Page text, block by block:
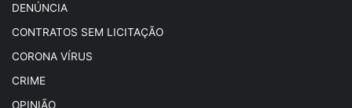
DENÚNCIA
CONTRATOS SEM LICITAÇÃO
CORONA VÍRUS
CRIME
OPINIÃO